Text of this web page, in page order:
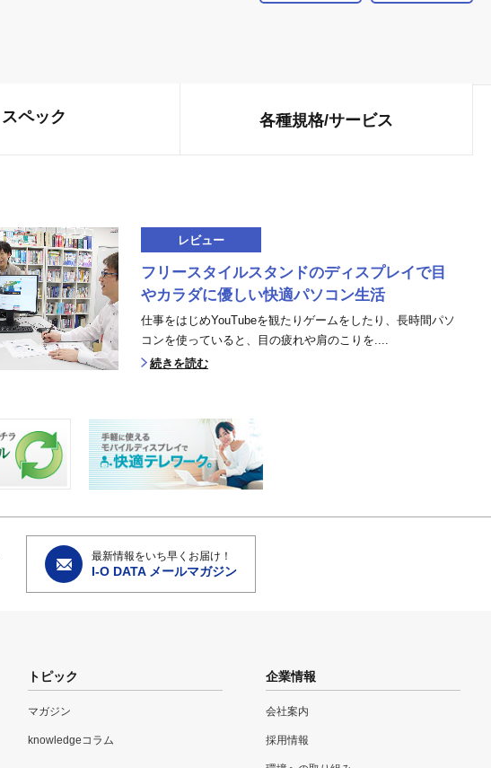
スペック 各種規格/サービス
レビュー
フリースタイルスタンドのディスプレイで目
やカラダに優しい快適パソコン生活
仕事をはじめYouTubeを観たりゲームをしたり、長時間パソ
コンを使っていると、目の疲れや肩のこりを....
続きを読む
最新情報をいち早くお届け！
I-O DATA メールマガジン
トピック
マガジン
knowledgeコラム
企業情報
会社案内
採用情報